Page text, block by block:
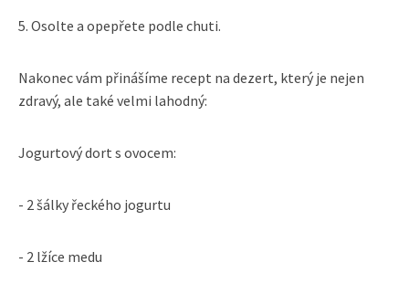
5. Osolte a opepřete podle chuti.
Nakonec vám přinášíme recept na dezert, který je nejen
zdravý, ale také velmi lahodný:
Jogurtový dort s ovocem:
- 2 šálky řeckého jogurtu
- 2 lžíce medu